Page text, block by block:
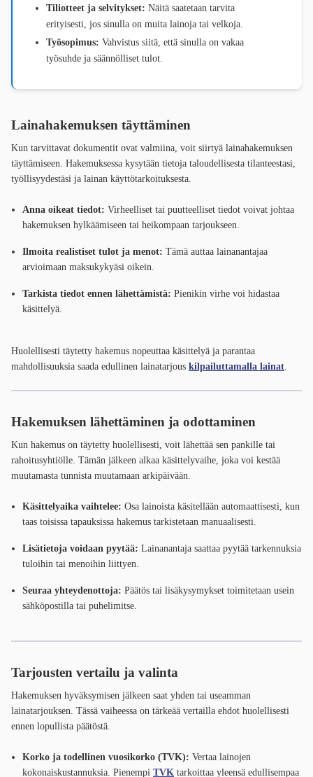
Tiliotteet ja selvitykset: Näitä saatetaan tarvita
erityisesti, jos sinulla on muita lainoja tai velkoja.
Työsopimus: Vahvistus siitä, että sinulla on vakaa
työsuhde ja säännölliset tulot.
Lainahakemuksen täyttäminen
Kun tarvittavat dokumentit ovat valmiina, voit siirtyä lainahakemuksen
täyttämiseen. Hakemuksessa kysytään tietoja taloudellisesta tilanteestasi,
työllisyydestäsi ja lainan käyttötarkoituksesta.
Anna oikeat tiedot: Virheelliset tai puutteelliset tiedot voivat johtaa
hakemuksen hylkäämiseen tai heikompaan tarjoukseen.
Ilmoita realistiset tulot ja menot: Tämä auttaa lainanantajaa
arvioimaan maksukykyäsi oikein.
Tarkista tiedot ennen lähettämistä: Pienikin virhe voi hidastaa
käsittelyä.
Huolellisesti täytetty hakemus nopeuttaa käsittelyä ja parantaa
mahdollisuuksia saada edullinen lainatarjous kilpailuttamalla lainat
Hakemuksen lähettäminen ja odottaminen
Kun hakemus on täytetty huolellisesti, voit lähettää sen pankille tai
rahoitusyhtiölle. Tämän jälkeen alkaa käsittelyvaihe, joka voi kestää
muutamasta tunnista muutamaan arkipäivään.
Käsittelyaika vaihtelee: Osa lainoista käsitellään automaattisesti, kun
taas toisissa tapauksissa hakemus tarkistetaan manuaalisesti.
Lisätietoja voidaan pyytää: Lainanantaja saattaa pyytää tarkennuksia
tuloihin tai menoihin liittyen.
Seuraa yhteydenottoja: Päätös tai lisäkysymykset toimitetaan usein
sähköpostilla tai puhelimitse.
Tarjousten vertailu ja valinta
Hakemuksen hyväksymisen jälkeen saat yhden tai useamman
lainatarjouksen. Tässä vaiheessa on tärkeää vertailla ehdot huolellisesti
ennen lopullista päätöstä.
Korko ja todellinen vuosikorko (TVK): Vertaa lainojen
kokonaiskustannuksia. Pienempi TVK tarkoittaa yleensä edullisempaa